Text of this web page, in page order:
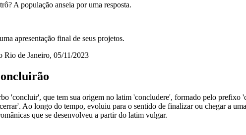
A população anseia por uma resposta.
apresentação final de seus projetos.
Rio de Janeiro, 05/11/2023
'concluir', que tem sua origem no latim 'concludere', formado pelo
Ao longo do tempo, evoluiu para o sentido de finalizar ou chegar a
que se desenvolveu a partir do latim vulgar.